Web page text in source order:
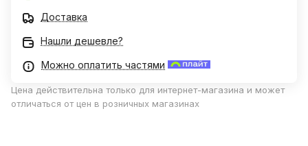
Доставка
Нашли дешевле?
Можно оплатить частями
Цена действительна только для интернет-магазина и может
отличаться от цен в розничных магазинах